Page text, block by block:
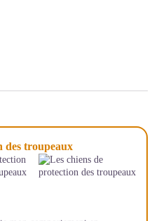
des troupeaux